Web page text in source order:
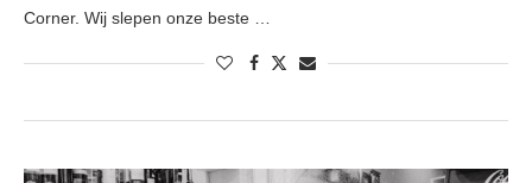
Corner. Wij slepen onze beste …